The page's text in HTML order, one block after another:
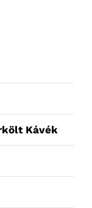
Kávék